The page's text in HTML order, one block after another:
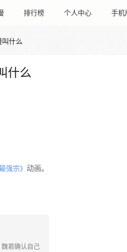
排行榜 个人中心 手机
叫什么
什么
强宗》 动画。
魏君确认自己